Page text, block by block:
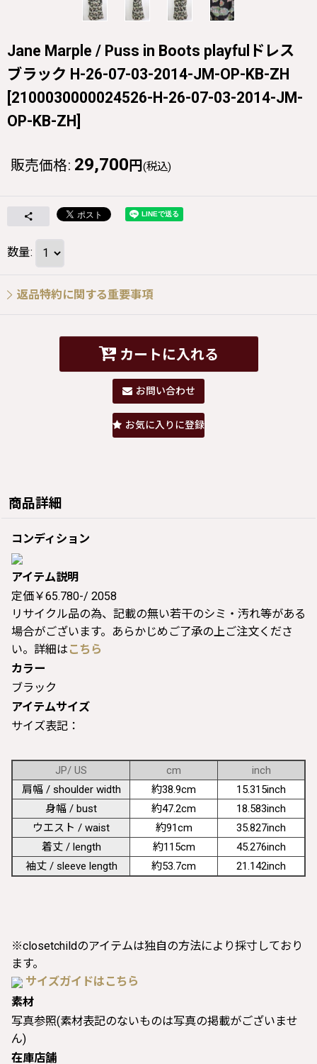
Jane Marple / Puss in Boots playfulドレス
ブラック H-26-07-03-2014-JM-OP-KB-ZH
[2100030000024526-H-26-07-03-2014-JM-
OP-KB-ZH]
販売価格: 29,700 円 (税込)
数量:
返品特約に関する重要事項
カートに入れる
お問い合わせ
お気に入りに登録
商品詳細
コンディション
アイテム説明
定価￥65.780-/ 2058
リサイクル品の為、記載の無い若干のシミ・汚れ等がある
場合がございます。あらかじめご了承の上ご注文くださ
い。詳細は こちら
カラー
ブラック
アイテムサイズ
サイズ表記：
JP/ US cm
inch
肩幅 / shoulder width
約38.9cm
15.315inch
身幅 / bust
約47.2cm
18.583inch
ウエスト / waist
約91cm
35.827inch
着丈 / length
約115cm
45.276inch
袖丈 / sleeve length
約53.7cm 21.142inch
※closetchildのアイテムは独自の方法により採寸しており
ます。
サイズガイドはこちら
素材
写真参照(素材表記のないものは写真の掲載がございませ
ん)
在庫店舗